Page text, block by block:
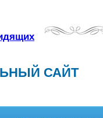
САЙТ